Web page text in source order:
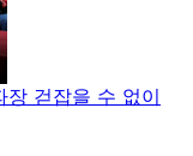
장 걷잡을 수 없이